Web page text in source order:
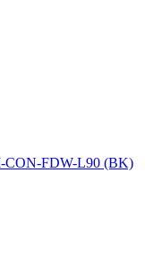
CON-FDW-L90 (BK)